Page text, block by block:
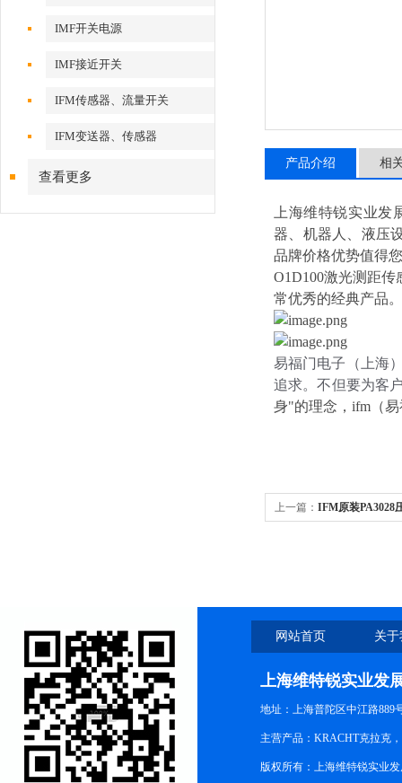
IMF开关电源
IMF接近开关
IFM传感器、流量开关
IFM变送器、传感器
查看更多
产品介绍 相
上海维特锐实业
器、机器人、液压
品牌价格优势值得
O1D100激光测距
常优秀的经典产品
易福门电子（上海
追求。不但要为客
身"的理念，ifm（
上一篇： IFM原装PA3028
网站首页 关
上海维特锐实业发
地址：上海普陀区中江路889
主营产品：KRACHT克拉克
版权所有：上海维特锐实业